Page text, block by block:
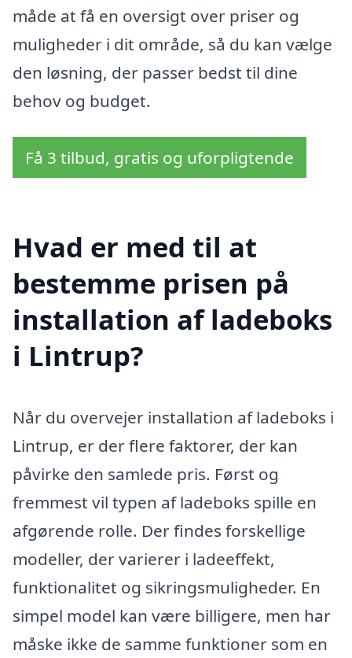
måde at få en oversigt over priser og
muligheder i dit område, så du kan vælge
den løsning, der passer bedst til dine
behov og budget.
Få 3 tilbud, gratis og uforpligtende
Hvad er med til at
bestemme prisen på
installation af ladeboks
i Lintrup?
Når du overvejer installation af ladeboks i
Lintrup, er der flere faktorer, der kan
påvirke den samlede pris. Først og
fremmest vil typen af ladeboks spille en
afgørende rolle. Der findes forskellige
modeller, der varierer i ladeeffekt,
funktionalitet og sikringsmuligheder. En
simpel model kan være billigere, men har
måske ikke de samme funktioner som en